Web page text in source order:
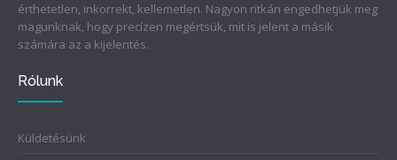
érthetetlen, inkorrekt, kellemetlen. Nagyon ritkán engedhetjük meg
magunknak, hogy precízen megértsük, mit is jelent a másik
számára az a kijelentés.
Rólunk
Küldetésünk